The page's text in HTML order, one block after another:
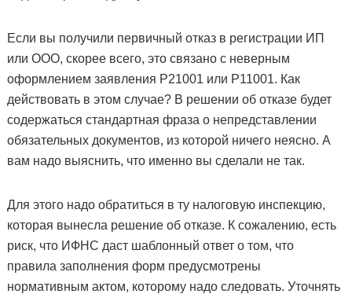
Если вы получили первичный отказ в регистрации ИП
или ООО, скорее всего, это связано с неверным
оформлением заявления Р21001 или Р11001. Как
действовать в этом случае? В решении об отказе будет
содержаться стандартная фраза о непредставлении
обязательных документов, из которой ничего неясно. А
вам надо выяснить, что именно вы сделали не так.
Для этого надо обратиться в ту налоговую инспекцию,
которая вынесла решение об отказе. К сожалению, есть
риск, что ИФНС даст шаблонный ответ о том, что
правила заполнения форм предусмотрены
нормативным актом, которому надо следовать. Уточнять